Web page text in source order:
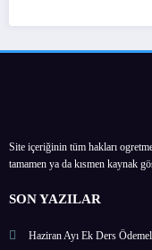
Site içeriğinin tüm hakları
tamamen ya da kısmen kaynak
SON YAZILAR
Haziran Ayı Ek Ders